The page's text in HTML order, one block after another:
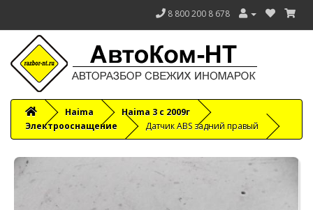
8 800 200 8 678
Haima
Haima 3 с 2009г
Электрооснащение
Датчик ABS задний правый